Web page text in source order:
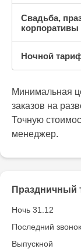
Свадьба,
корпоративы
Ночной
Минимальная
заказов на
Точную
менеджер.
Праздничный
Ночь 31.12
Последний звонок
Выпускной